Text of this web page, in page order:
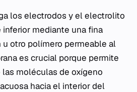
los electrodos y el electrolito
inferior mediante una fina
otro polímero permeable al
es crucial porque permite
moléculas de oxígeno
hacia el interior del